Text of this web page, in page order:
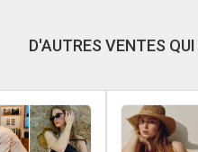
D'AUTRES VENTES